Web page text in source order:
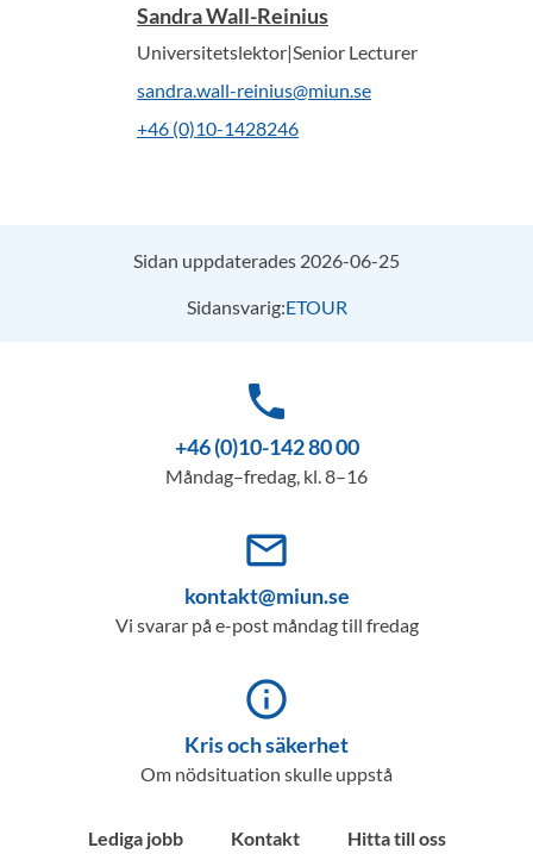
Sandra Wall-Reinius
Universitetslektor|Senior Lecturer
sandra.wall-reinius@miun.se
+46 (0)10-1428246
Sidan uppdaterades 2026-06-25
Sidansvarig:ETOUR
phone
+46 (0)10-142 80 00
Måndag–fredag, kl. 8–16
mail_outline
kontakt@miun.se
Vi svarar på e-post måndag till fredag
info_outline
Kris och säkerhet
Om nödsituation skulle uppstå
Lediga jobb Kontakt Hitta till oss